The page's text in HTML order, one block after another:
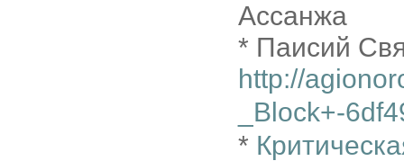
Ассанжа
* Паисий
http://
_Block+-
*